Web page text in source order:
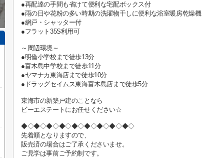
●再配達の手間も省けて便利な宅配ボックス付
●雨の日や花粉の多い時期の洗濯物干しに便利な浴室暖房乾燥機
●網戸・シャッター付
●フラット35S利用可
～周辺環境～
●明倫小学校まで徒歩13分
●富木島中学校まで徒歩11分
●ヤマナカ東海店まで徒歩10分
●ドラッグセイムス東海富木島店まで徒歩5分
東海市の新築戸建のことなら
ビーエステートにお任せください☆
◆◇◆◇◆◇◆◇◆◇◆◇◆◇◆◇◆◇
先着順となりますので、
販売済の場合はご了承くださいませ。
ご見学は事前ご予約制です。